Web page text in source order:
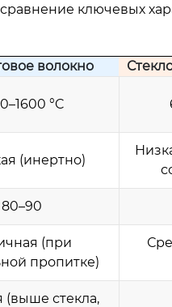
ключевых
волокно
°C
(инертно)
80–90
(при
пропитке)
(выше стекла,